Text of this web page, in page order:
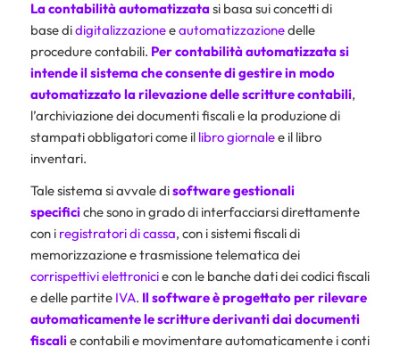
La contabilità automatizzatasi basa sui concetti di
base didigitalizzazioneeautomatizzazionedelle
procedure contabili. Per contabilità automatizzata si
intende il sistema che consente di gestire in modo
automatizzato la rilevazione delle scritture contabili,
l’archiviazione dei documenti fiscali e la produzione di
stampati obbligatori come il libro giornalee il libro
inventari.
Tale sistema si avvale disoftware gestionali
specificiche sono in grado di interfacciarsi direttamente
con i registratori di cassa, con i sistemi fiscali di
memorizzazione e trasmissione telematica dei
corrispettivi elettronicie con le banche dati dei codici fiscali
e delle partite IVA. Il software è progettato per rilevare
automaticamente le scritture derivanti dai documenti
fiscalie contabili e movimentare automaticamente i conti